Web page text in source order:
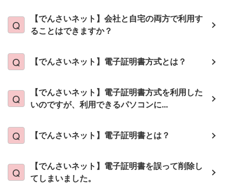
【でんさいネット】会社と自宅の両方で利用す
ることはできますか？
【でんさいネット】電子証明書方式とは？
【でんさいネット】電子証明書方式を利用した
いのですが、利用できるパソコンに...
【でんさいネット】電子証明書とは？
【でんさいネット】電子証明書を誤って削除し
てしまいました。